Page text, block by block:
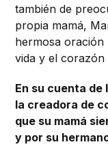
también de
propia mamá,
hermosa oración
vida y el corazón
En su cuenta de
la creadora de
que su mamá
y por su